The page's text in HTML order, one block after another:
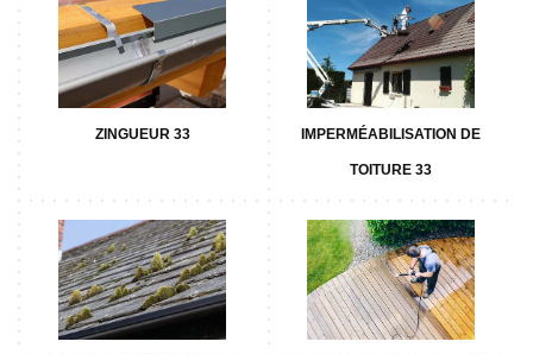
ZINGUEUR 33 IMPERMÉABILISATION DE
TOITURE 33